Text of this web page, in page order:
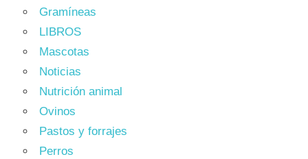
Gramíneas
LIBROS
Mascotas
Noticias
Nutrición animal
Ovinos
Pastos y forrajes
Perros